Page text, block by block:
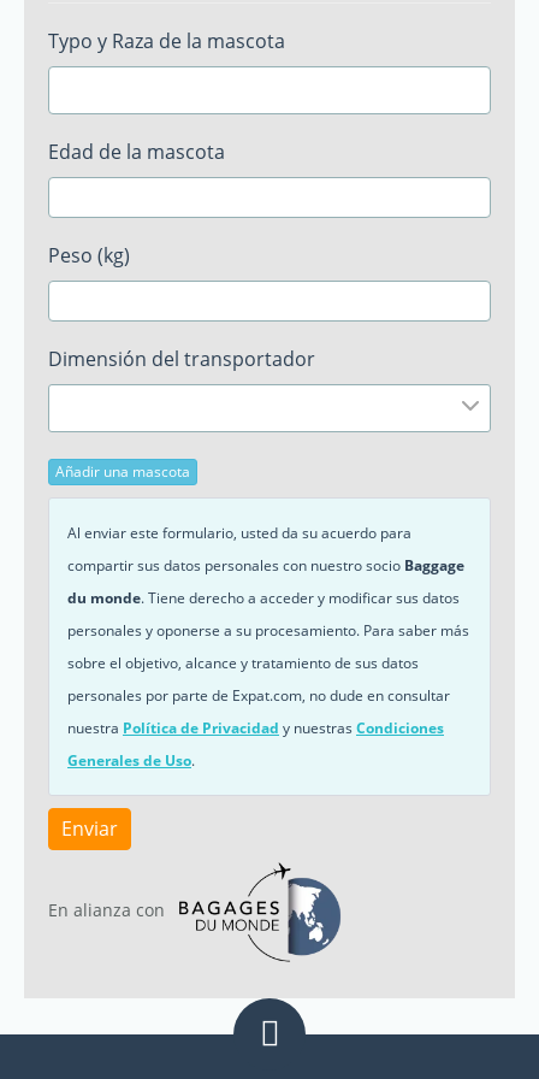
Typo y Raza de la mascota
Edad de la mascota
Peso (kg)
Dimensión del transportador
Añadir una mascota
Al enviar este formulario, usted da su acuerdo para
compartir sus datos personales con nuestro socio Baggage
du monde. Tiene derecho a acceder y modificar sus datos
personales y oponerse a su procesamiento. Para saber más
sobre el objetivo, alcance y tratamiento de sus datos
personales por parte de Expat.com, no dude en consultar
nuestra Política de Privacidad y nuestras Condiciones
Generales de Uso.
Enviar
En alianza con